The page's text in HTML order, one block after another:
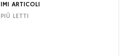
ARTICOLI
PIÙ LETTI